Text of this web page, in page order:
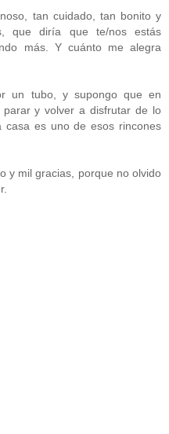
tan cuidado, tan bonito y
que diría que te/nos estás
más. Y cuánto me alegra
un tubo, y supongo que en
y volver a disfrutar de lo
casa es uno de esos rincones
y mil gracias, porque no olvido